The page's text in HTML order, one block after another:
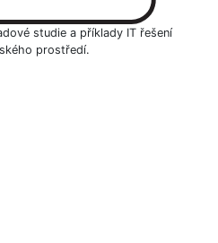
studie a příklady IT řešení
prostředí.